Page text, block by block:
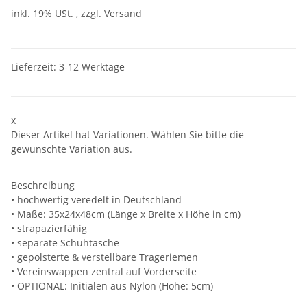
inkl. 19% USt. , zzgl. Versand
Lieferzeit: 3-12 Werktage
x
Dieser Artikel hat Variationen. Wählen Sie bitte die
gewünschte Variation aus.
Beschreibung
• hochwertig veredelt in Deutschland
• Maße: 35x24x48cm (Länge x Breite x Höhe in cm)
• strapazierfähig
• separate Schuhtasche
• gepolsterte & verstellbare Trageriemen
• Vereinswappen zentral auf Vorderseite
• OPTIONAL: Initialen aus Nylon (Höhe: 5cm)